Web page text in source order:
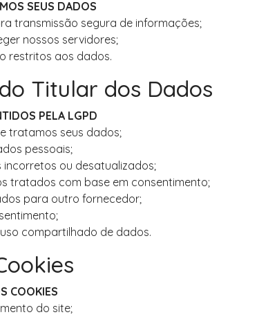
SEUS DADOS
transmissão segura de informações;
nossos servidores;
restritos aos dados.
Titular dos Dados
PELA LGPD
tratamos seus dados;
pessoais;
incorretos ou desatualizados;
tratados com base em consentimento;
para outro fornecedor;
compartilhado de dados.
COOKIES
do site;